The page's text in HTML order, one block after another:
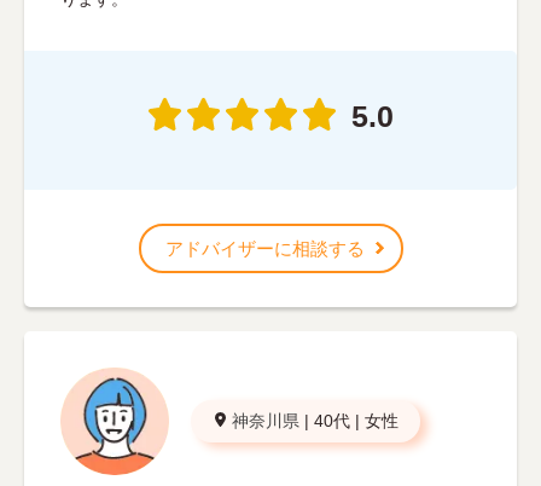
5.0
アドバイザーに相談する
神奈川県 | 40代 | 女性